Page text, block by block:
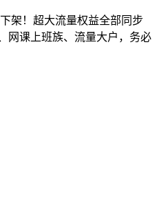
架！超大流量权益全部同步
网课上班族、流量大户，务必